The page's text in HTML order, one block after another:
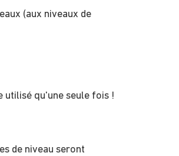
(aux niveaux de
utilisé qu'une seule fois !
de niveau seront